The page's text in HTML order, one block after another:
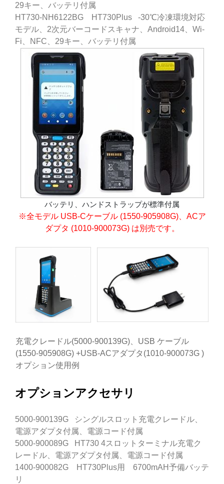
29キー、バッテリ付属
HT730-NH6122BG HT730Plus -30℃冷凍環境対応
モデル、2次元バーコードスキャナ、Android14、Wi-
Fi、NFC、29キー、バッテリ付属
バッテリ、ハンドストラップが標準付属
※全モデル USB-Cケーブル (1550-905908G)、ACア
ダプタ (1010-900073G) は別売です。
充電クレードル(5000-900139G)、USB ケーブル
(1550-905908G) +USB-ACアダプタ(1010-900073G )
オプション使用例
オプションアクセサリ
5000-900139G シングルスロット充電クレードル、
電源アダプタ付属、電源コード付属
5000-900089G HT730 4スロットターミナル充電ク
レードル、電源アダプタ付属、電源コード付属
1400-900082G HT730Plus用 6700mAH予備バッテ
リ